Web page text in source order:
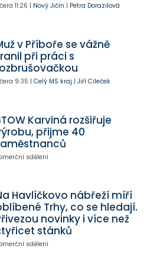
11:26 | Nový Jičín | Petra Dorazilová
v Příboře se vážně
při práci s
9:35 | Celý MS kraj | Jiří Cileček
Karviná rozšiřuje
přijme 40
sdělení
Havlíčkovo nábřeží míří
Trhy, co se hledají.
novinky i více než
stánků
sdělení